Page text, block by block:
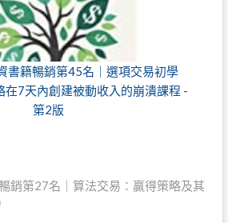
書籍暢銷第45名｜選項交易初學
在7天內創建被動收入的崩潰課程 -
第2版
銷第27名｜算法交易：贏得策略及其